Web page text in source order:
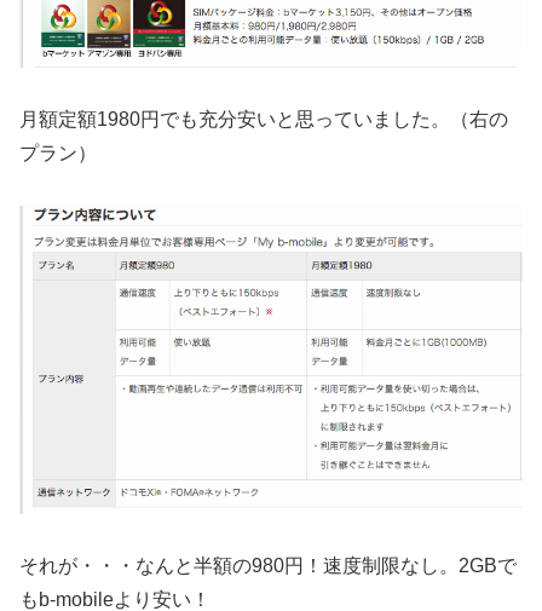
月額定額1980円でも充分安いと思っていました。（右の
プラン）
それが・・・なんと半額の980円！速度制限なし。2GBで
もb-mobileより安い！